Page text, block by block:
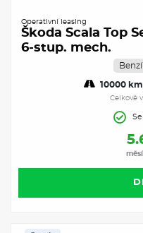
Operativní leasing
Škoda Scala Top
6-stup. mech.
10000
Celkově